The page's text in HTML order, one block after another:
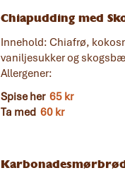
Chiapudding med
Innehold: Chiafrø,
vaniljesukker og
Allergener:
Spise her 65 kr
Ta med 60 kr